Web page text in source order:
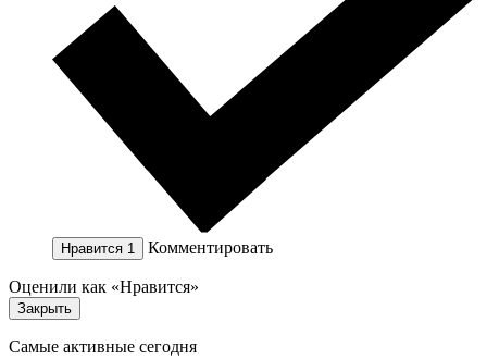
Нравится 1 Комментировать
Оценили как «Нравится»
Закрыть
Самые активные сегодня